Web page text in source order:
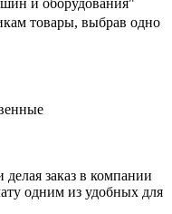
и оборудования"
товары, выбрав одно
заказ в компании
одним из удобных для